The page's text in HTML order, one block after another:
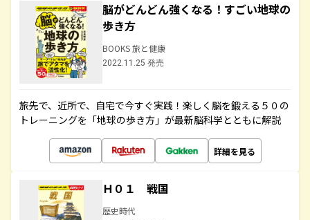
脳がどんどん強くなる！すごい地球の
歩き方
BOOKS 旅と健康
2022.11.25 発売
旅先で、近所で、自宅で今すぐ実践！楽しく脳を鍛える５０の
トレーニングを「地球の歩き方」が最新脳科学とともに解説
詳細を見る
Ｈ０１ 戦国
歴史時代